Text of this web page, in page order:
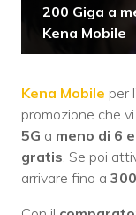
200 Giga a
Kena Mobile
Kena Mobile per
promozione che
5G a meno di 6
gratis . Se poi
arrivare fino a